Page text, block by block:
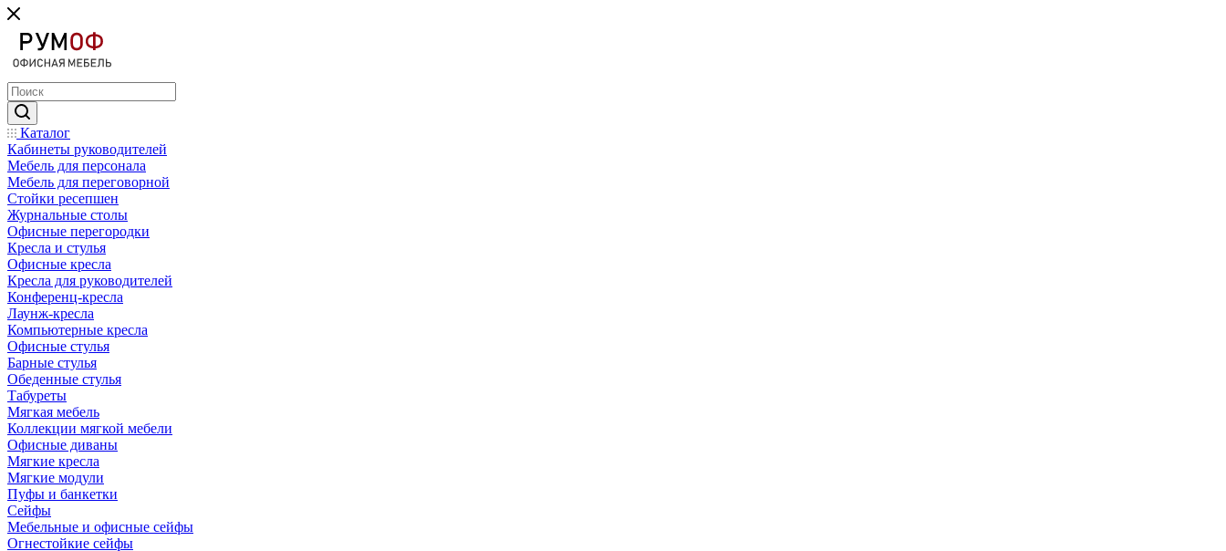
Каталог
Кабинеты руководителей
Мебель для персонала
Мебель для переговорной
Стойки ресепшен
Журнальные столы
Офисные перегородки
Кресла и стулья
Офисные кресла
Кресла для руководителей
Конференц-кресла
Лаунж-кресла
Компьютерные кресла
Офисные стулья
Барные стулья
Обеденные стулья
Табуреты
Мягкая мебель
Коллекции мягкой мебели
Офисные диваны
Мягкие кресла
Мягкие модули
Пуфы и банкетки
Сейфы
Мебельные и офисные сейфы
Огнестойкие сейфы